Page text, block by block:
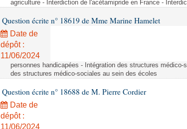
agriculture - Interdiction de l'acétamipride en France -
Question écrite n° 18619 de Mme Marine Hamelet
Date de
dépôt :
11/06/2024
personnes handicapées - Intégration des structures
des structures médico-sociales au sein des écoles
Question écrite n° 18688 de M. Pierre Cordier
Date de
dépôt :
11/06/2024